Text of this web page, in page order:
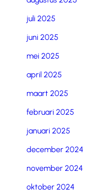
juli 2025
juni 2025
mei 2025
april 2025
maart 2025
februari 2025
januari 2025
december 2024
november 2024
oktober 2024